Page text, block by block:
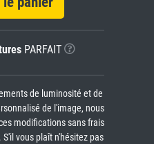
PARFAIT
de luminosité et de
de l'image, nous
modifications sans frais
vous plaît n'hésitez pas